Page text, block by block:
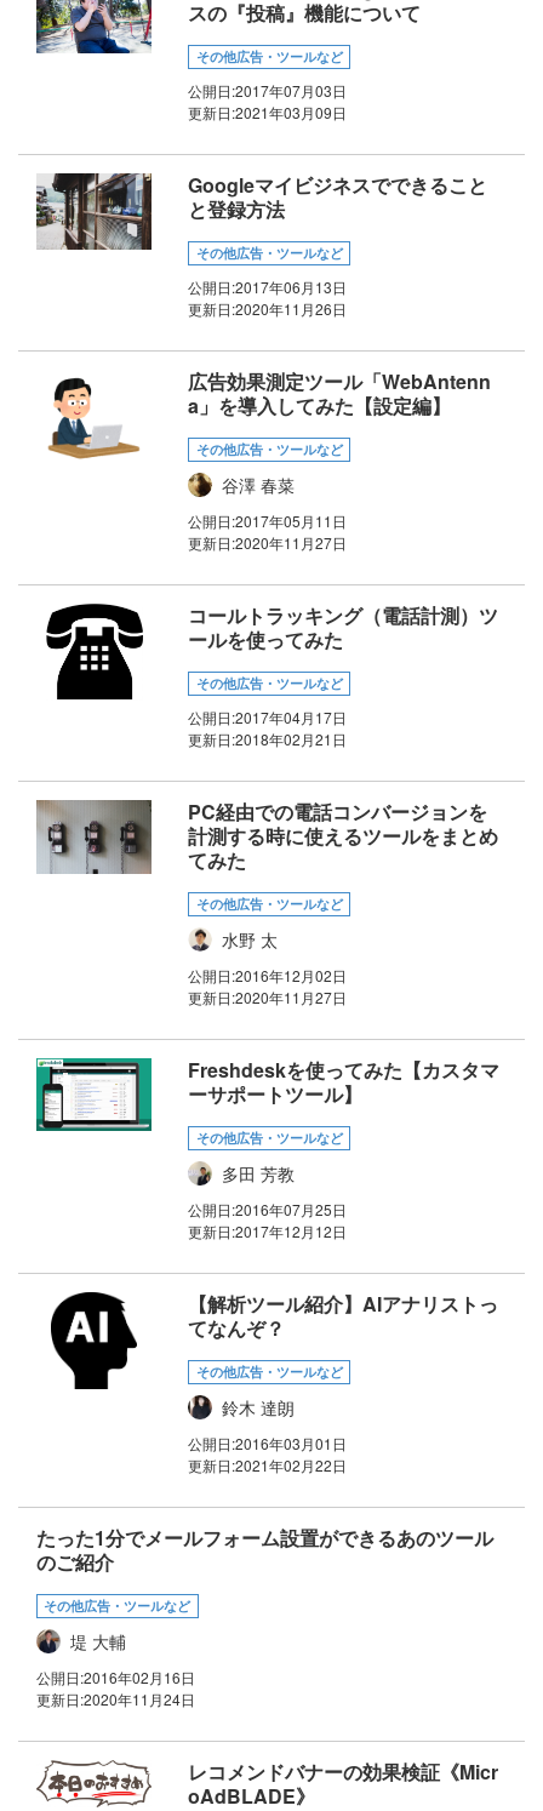
スの『投稿』機能について
その他広告・ツールなど
公開日:2017年07月03日
更新日:2021年03月09日
Googleマイビジネスでできること
と登録方法
その他広告・ツールなど
公開日:2017年06月13日
更新日:2020年11月26日
広告効果測定ツール「WebAntenn
a」を導入してみた【設定編】
その他広告・ツールなど
谷澤 春菜
公開日:2017年05月11日
更新日:2020年11月27日
コールトラッキング（電話計測）ツ
ールを使ってみた
その他広告・ツールなど
公開日:2017年04月17日
更新日:2018年02月21日
PC経由での電話コンバージョンを
計測する時に使えるツールをまとめ
てみた
その他広告・ツールなど
水野 太
公開日:2016年12月02日
更新日:2020年11月27日
Freshdeskを使ってみた【カスタマ
ーサポートツール】
その他広告・ツールなど
多田 芳教
公開日:2016年07月25日
更新日:2017年12月12日
【解析ツール紹介】AIアナリストっ
てなんぞ？
その他広告・ツールなど
鈴木 達朗
公開日:2016年03月01日
更新日:2021年02月22日
たった1分でメールフォーム設置ができるあのツール
のご紹介
その他広告・ツールなど
堤 大輔
公開日:2016年02月16日
更新日:2020年11月24日
レコメンドバナーの効果検証《Micr
oAdBLADE》